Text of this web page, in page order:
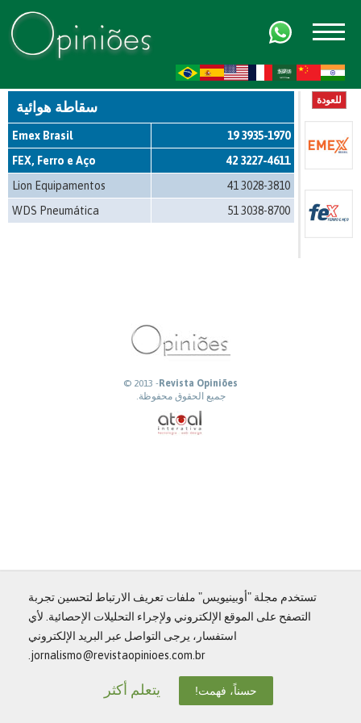
سقاطة هوائية
Emex Brasil
19 3935-1970
FEX, Ferro e Aço
42 3227-4611
Lion Equipamentos
41 3028-3810
WDS Pneumática
51 3038-8700
للعودة
© 2013 -Revista Opiniões
جميع الحقوق محفوظة.
تستخدم مجلة "أوبينيويس" ملفات تعريف الارتباط لتحسين تجربة
التصفح على الموقع الإلكتروني ولإجراء التحليلات الإحصائية. لأي
استفسار، يرجى التواصل عبر البريد الإلكتروني
jornalismo@revistaopinioes.com.br.
يتعلم أكثر حسناً، فهمت!